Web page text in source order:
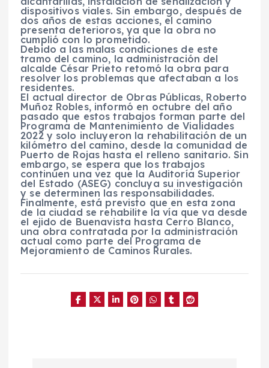
dispositivos viales. Sin embargo, después de
dos años de estas acciones, el camino
presenta deterioros, ya que la obra no
cumplió con lo prometido.
Debido a las malas condiciones de este
tramo del camino, la administración del
alcalde César Prieto retomó la obra para
resolver los problemas que afectaban a los
residentes.
El actual director de Obras Públicas, Roberto
Muñoz Robles, informó en octubre del año
pasado que estos trabajos forman parte del
Programa de Mantenimiento de Vialidades
2022 y solo incluyeron la rehabilitación de un
kilómetro del camino, desde la comunidad de
Puerto de Rojas hasta el relleno sanitario. Sin
embargo, se espera que los trabajos
continúen una vez que la Auditoría Superior
del Estado (ASEG) concluya su investigación
y se determinen las responsabilidades.
Finalmente, está previsto que en esta zona
de la ciudad se rehabilite la vía que va desde
el ejido de Buenavista hasta Cerro Blanco,
una obra contratada por la administración
actual como parte del Programa de
Mejoramiento de Caminos Rurales.